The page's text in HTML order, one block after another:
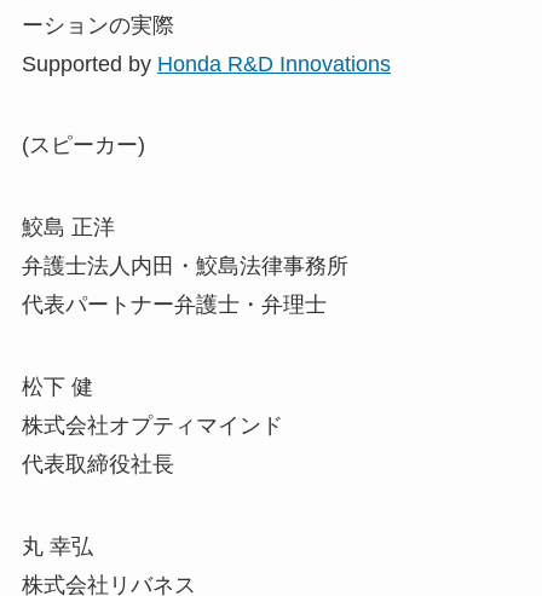
ーションの実際
Supported by Honda R&D Innovations
(スピーカー)
鮫島 正洋
弁護士法人内田・鮫島法律事務所
代表パートナー弁護士・弁理士
松下 健
株式会社オプティマインド
代表取締役社長
丸 幸弘
株式会社リバネス